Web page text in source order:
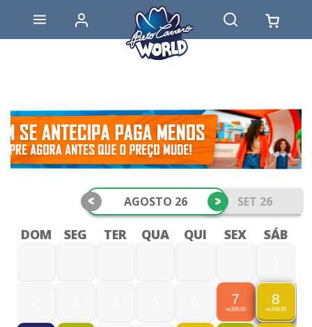
AGOSTO 26 SET 26
< >
DOM SEG TER QUA QUI SEX SÁB
7
R$399,00
8
R$149,90